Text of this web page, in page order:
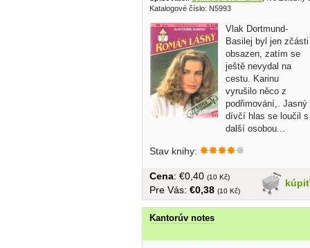
Katalogové číslo: N5993
Vlak Dortmund-
Basilej byl jen zčásti
obsazen, zatím se
ještě nevydal na
cestu. Karinu
vyrušilo něco z
podřimování,. Jasný
dívčí hlas se loučil s
další osobou...
Stav knihy:
kúpiť
Cena: €0,40 (10 Kč)
Pre Vás: €0,38 (10 Kč)
Kantorúv notes